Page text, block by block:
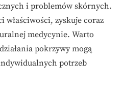
i problemów skórnych.
właściwości, zyskuje coraz
medycynie. Warto
pokrzywy mogą
potrzeb